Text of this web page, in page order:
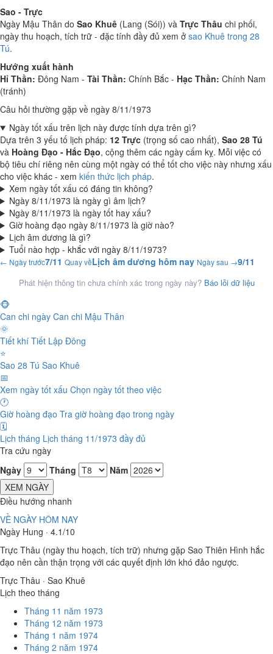
Sao - Trực
Ngày Mậu Thân do Sao Khuê (Lang (Sói)) và Trực Thâu chi phối,
ngày thu hoạch, tích trữ - đặc tính đầy đủ xem ở sao Khuê trong 28
Tú.
Hướng xuất hành
Hỉ Thần: Đông Nam - Tài Thần: Chính Bắc - Hạc Thần: Chính Nam
(tránh)
Câu hỏi thường gặp về ngày 8/11/1973
Ngày tốt xấu trên lịch này được tính dựa trên gì?
Dựa trên 3 yếu tố lịch pháp: 12 Trực (trọng số cao nhất), Sao 28 Tú
và Hoàng Đạo - Hắc Đạo, cộng thêm các ngày cấm kỵ. Mỗi việc có
bộ tiêu chí riêng nên cùng một ngày có thể tốt cho việc này nhưng xấu
cho việc khác - xem kiến thức lịch pháp.
Xem ngày tốt xấu có đáng tin không?
Ngày 8/11/1973 là ngày gì âm lịch?
Ngày 8/11/1973 là ngày tốt hay xấu?
Giờ hoàng đạo ngày 8/11/1973 là giờ nào?
Lịch âm dương là gì?
Tuổi nào hợp - khắc với ngày 8/11/1973?
← Ngày trước7/11 Quay vềLịch âm dương hôm nay Ngày sau →9/11
Phát hiện thông tin chưa chính xác trong ngày này? Báo lỗi dữ liệu
🐵
Can chi ngày Can chi Mậu Thân
🌞
Tiết khí Tiết Lập Đông
⭐
Sao 28 Tú Sao Khuê
📅
Xem ngày tốt xấu Chọn ngày tốt theo việc
🕐
Giờ hoàng đạo Tra giờ hoàng đạo trong ngày
🗓️
Lịch tháng Lịch tháng 11/1973 đầy đủ
Tra cứu ngày
Ngày
Tháng
Năm
XEM NGÀY
Điều hướng nhanh
VỀ NGÀY HÔM NAY
Ngày Hung · 4.1/10
Trực Thâu (ngày thu hoạch, tích trữ) nhưng gặp Sao Thiên Hình hắc
đạo nên cần thận trọng với các quyết định lớn khó đảo ngược.
Trực Thâu · Sao Khuê
Lịch theo tháng
Tháng 11 năm 1973
Tháng 12 năm 1973
Tháng 1 năm 1974
Tháng 2 năm 1974